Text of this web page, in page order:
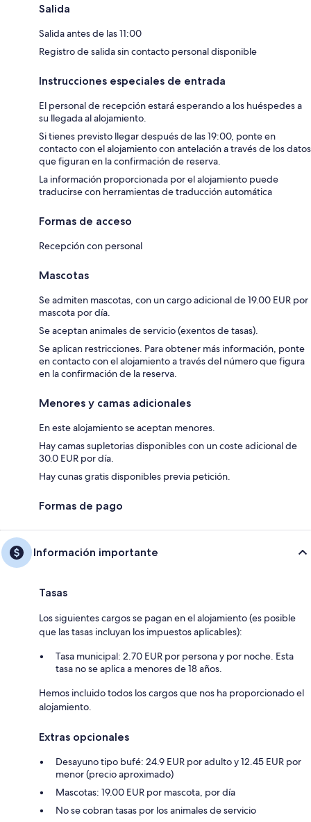
Salida
Salida antes de las 11:00
Registro de salida sin contacto personal disponible
Instrucciones especiales de entrada
El personal de recepción estará esperando a los huéspedes a
su llegada al alojamiento.
Si tienes previsto llegar después de las 19:00, ponte en
contacto con el alojamiento con antelación a través de los datos
que figuran en la confirmación de reserva.
La información proporcionada por el alojamiento puede
traducirse con herramientas de traducción automática
Formas de acceso
Recepción con personal
Mascotas
Se admiten mascotas, con un cargo adicional de 19.00 EUR por
mascota por día.
Se aceptan animales de servicio (exentos de tasas).
Se aplican restricciones. Para obtener más información, ponte
en contacto con el alojamiento a través del número que figura
en la confirmación de la reserva.
Menores y camas adicionales
En este alojamiento se aceptan menores.
Hay camas supletorias disponibles con un coste adicional de
30.0 EUR por día.
Hay cunas gratis disponibles previa petición.
Formas de pago
Información importante
Tasas
Los siguientes cargos se pagan en el alojamiento (es posible
que las tasas incluyan los impuestos aplicables):
Tasa municipal: 2.70 EUR por persona y por noche. Esta
tasa no se aplica a menores de 18 años.
Hemos incluido todos los cargos que nos ha proporcionado el
alojamiento.
Extras opcionales
Desayuno tipo bufé: 24.9 EUR por adulto y 12.45 EUR por
menor (precio aproximado)
Mascotas: 19.00 EUR por mascota, por día
No se cobran tasas por los animales de servicio